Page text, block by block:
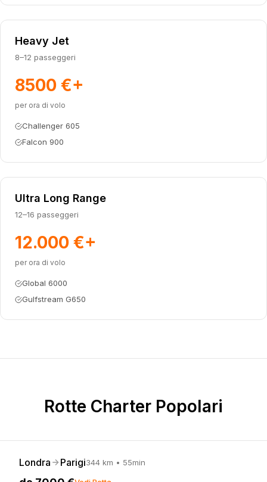
Heavy Jet
8–12 passeggeri
8500 €+
per ora di volo
Challenger 605
Falcon 900
Ultra Long Range
12–16 passeggeri
12.000 €+
per ora di volo
Global 6000
Gulfstream G650
Rotte Charter Popolari
Londra Parigi344 km • 55min